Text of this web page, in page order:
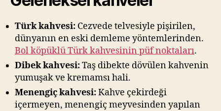
Türk kahvesi: Cezvede telvesiyle pişirilen,
dünyanın en eski demleme yöntemlerinden.
Bol köpüklü Türk kahvesinin püf noktaları.
Dibek kahvesi:Taş dibekte dövülen kahvenin
yumuşak ve kremamsı hali.
Menengiç kahvesi:Kahve çekirdeği
içermeyen, menengiç meyvesinden yapılan